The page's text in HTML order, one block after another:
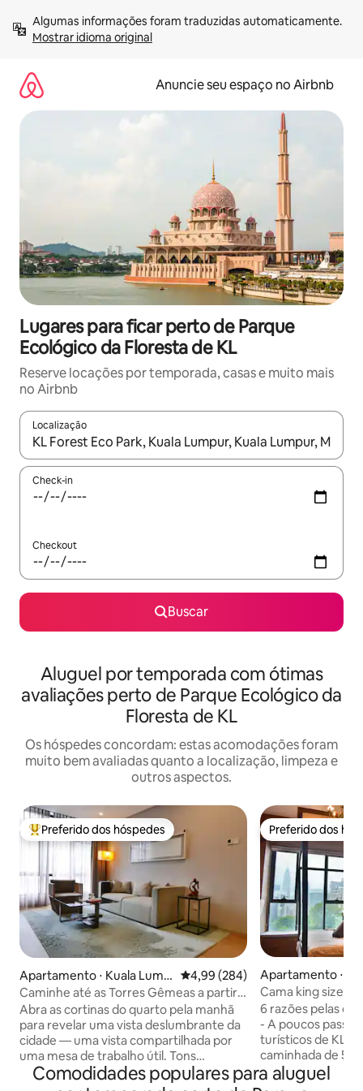
para
Mostrar idioma original
Anuncie seu espaço no Airbnb
Lugares para ficar perto de Parque
Ecológico da Floresta de KL
Reserve locações por temporada, casas e muito mais
no Airbnb
Localização
Quando os resultados estiverem disponíveis, explore-os
Check-in
Checkout
Buscar
Aluguel por temporada com ótimas
avaliações perto de Parque Ecológico da
Floresta de KL
Os hóspedes concordam: estas acomodações foram
muito bem avaliadas quanto a localização, limpeza e
outros aspectos.
Entre os melhores preferidos dos hóspedes
Preferido dos hóspedes
Apartamento ⋅ Kuala Lump
ur
4,99 de uma avaliação média de
4,99 (284)
Caminhe até as Torres Gêmeas a partir
de um condomínio chique e moderno
com vista
Abra as cortinas do quarto pela manhã
para revelar uma vista deslumbrante da
cidade — uma vista compartilhada por
uma mesa de trabalho útil. Tons
calmantes de taupe e cinza mantêm
uma sensação sofisticada. Os detalhes
Preferido dos
Preferido dos
Apartamento ⋅
r
Cama king size
KLCC/Torre KL/
6 razões pelas
- A poucos
turísticos de KL,
caminhada de
deslumbrante e
pano de fundo
Comodidades populares para aluguel